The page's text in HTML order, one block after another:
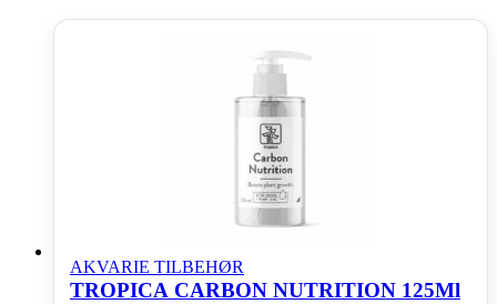
AKVARIE TILBEHØR
TROPICA CARBON NUTRITION 125Ml